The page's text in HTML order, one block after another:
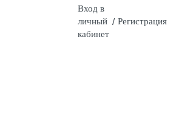
Вход в
личный
кабинет
/ Регистрация